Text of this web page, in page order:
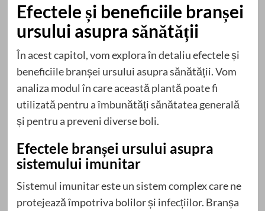
Efectele și beneficiile branșei
ursului asupra sănătății
În acest capitol, vom explora în detaliu efectele și
beneficiile branșei ursului asupra sănătății. Vom
analiza modul în care această plantă poate fi
utilizată pentru a îmbunătăți sănătatea generală
și pentru a preveni diverse boli.
Efectele branșei ursului asupra
sistemului imunitar
Sistemul imunitar este un sistem complex care ne
protejează împotriva bolilor și infecțiilor. Branșa